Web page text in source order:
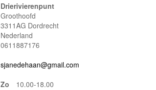
Drierivierenpunt
Groothoofd
3311AG Dordrecht
Nederland
0611887176
sjanedehaan@gmail.com
Zo
10.00-18.00